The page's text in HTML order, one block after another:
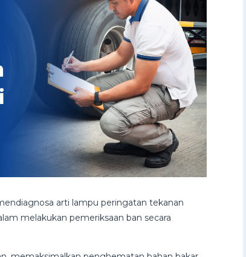
arti lampu peringatan tekanan
melakukan pemeriksaan ban secara